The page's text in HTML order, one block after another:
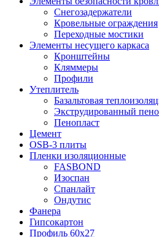
Снегозадержатели
Кровельные ограждения
Переходные мостики
Элементы несущего каркаса
Кронштейны
Кляммеры
Профили
Утеплитель
Базальтовая
Экструдированный
Пенопласт
Цемент
OSB-3 плиты
Пленки изоляционные
FASBOND
Изоспан
Спанлайт
Ондутис
Фанера
Гипсокартон
Профиль 60х27